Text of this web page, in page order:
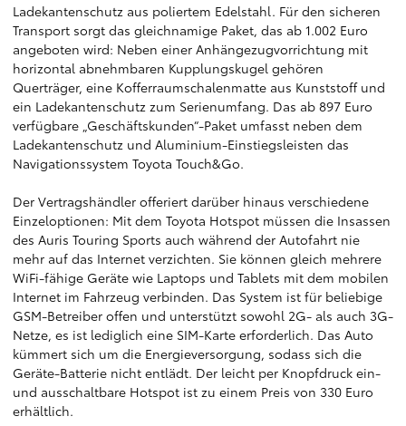
Ladekantenschutz aus poliertem Edelstahl. Für den sicheren
Transport sorgt das gleichnamige Paket, das ab 1.002 Euro
angeboten wird: Neben einer Anhängezugvorrichtung mit
horizontal abnehmbaren Kupplungskugel gehören
Querträger, eine Kofferraumschalenmatte aus Kunststoff und
ein Ladekantenschutz zum Serienumfang. Das ab 897 Euro
verfügbare „Geschäftskunden“-Paket umfasst neben dem
Ladekantenschutz und Aluminium-Einstiegsleisten das
Navigationssystem Toyota Touch&Go.
Der Vertragshändler offeriert darüber hinaus verschiedene
Einzeloptionen: Mit dem Toyota Hotspot müssen die Insassen
des Auris Touring Sports auch während der Autofahrt nie
mehr auf das Internet verzichten. Sie können gleich mehrere
WiFi-fähige Geräte wie Laptops und Tablets mit dem mobilen
Internet im Fahrzeug verbinden. Das System ist für beliebige
GSM-Betreiber offen und unterstützt sowohl 2G- als auch 3G-
Netze, es ist lediglich eine SIM-Karte erforderlich. Das Auto
kümmert sich um die Energieversorgung, sodass sich die
Geräte-Batterie nicht entlädt. Der leicht per Knopfdruck ein-
und ausschaltbare Hotspot ist zu einem Preis von 330 Euro
erhältlich.